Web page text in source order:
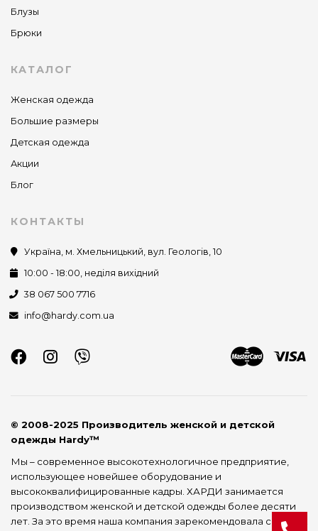
Блузы
Брюки
КАТАЛОГ
Женская одежда
Большие размеры
Детская одежда
Акции
Блог
КОНТАКТЫ
Україна, м. Хмельницький, вул. Геологів, 10
10:00 - 18:00, неділя вихідний
38 067 500 7716
info@hardy.com.ua
© 2008-2025 Производитель женской и детской
одежды Hardy™
Мы – современное высокотехнологичное предприятие,
использующее новейшее оборудование и
высококвалифицированные кадры. ХАРДИ занимается
производством женской и детской одежды более десяти
лет. За это время наша компания зарекомендовала себя как